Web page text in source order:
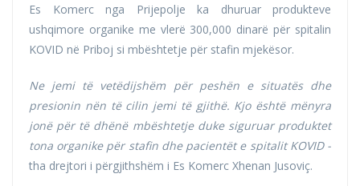
Es Komerc nga Prijepolje ka dhuruar produkteve
ushqimore organike me vlerë 300,000 dinarë për spitalin
KOVID në Priboj si mbështetje për stafin mjekësor.
Ne jemi të vetëdijshëm për peshën e situatës dhe
presionin nën të cilin jemi të gjithë. Kjo është mënyra
jonë për të dhënë mbështetje duke siguruar produktet
tona organike për stafin dhe pacientët e spitalit KOVID -
tha drejtori i përgjithshëm i Es Komerc Xhenan Jusoviç.